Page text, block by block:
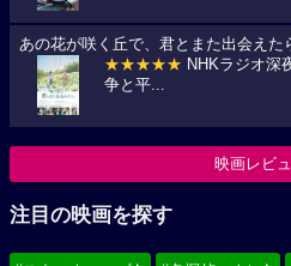
あの花が咲く丘で、君とまた出会えた
★★★★★ NHKラジオ深
争と平...
映画レビ
注目の映画を探す